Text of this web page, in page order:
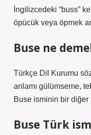
İngilizcedeki “buss”
öpücük veya öpmek
Buse ne
Türkçe Dil Kurumu
anlamı gülümseme,
Buse isminin bir diğer
Buse Türk